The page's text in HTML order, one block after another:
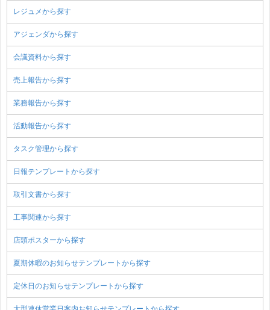
レジュメから探す
アジェンダから探す
会議資料から探す
売上報告から探す
業務報告から探す
活動報告から探す
タスク管理から探す
日報テンプレートから探す
取引文書から探す
工事関連から探す
店頭ポスターから探す
夏期休暇のお知らせテンプレートから探す
定休日のお知らせテンプレートから探す